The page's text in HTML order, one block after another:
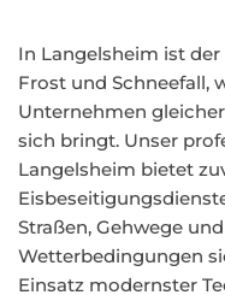
In Langelsheim ist
Frost und Schneefall,
Unternehmen
sich bringt. Unser
Langelsheim bietet
Straßen, Gehwege
Wetterbedingungen
Einsatz modernster